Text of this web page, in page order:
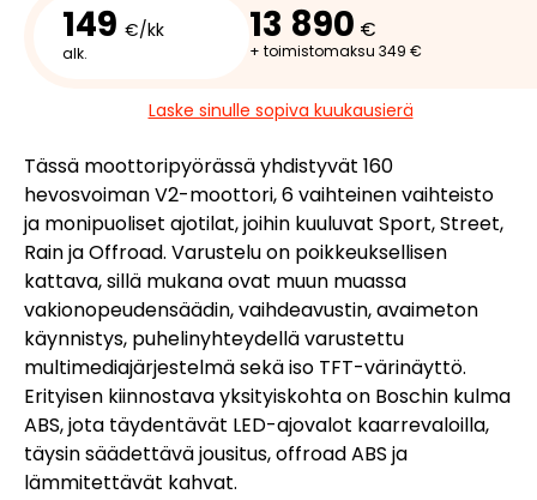
149 €/kk
alk.
13 890 €
+ toimistomaksu 349 €
Laske sinulle sopiva kuukausierä
Tässä moottoripyörässä yhdistyvät 160
hevosvoiman V2-moottori, 6 vaihteinen vaihteisto
ja monipuoliset ajotilat, joihin kuuluvat Sport, Street,
Rain ja Offroad. Varustelu on poikkeuksellisen
kattava, sillä mukana ovat muun muassa
vakionopeudensäädin, vaihdeavustin, avaimeton
käynnistys, puhelinyhteydellä varustettu
multimediajärjestelmä sekä iso TFT-värinäyttö.
Erityisen kiinnostava yksityiskohta on Boschin kulma
ABS, jota täydentävät LED-ajovalot kaarrevaloilla,
täysin säädettävä jousitus, offroad ABS ja
lämmitettävät kahvat.